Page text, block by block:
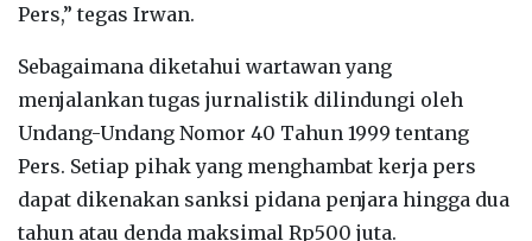
Pers,” tegas Irwan.
Sebagaimana diketahui wartawan yang
menjalankan tugas jurnalistik dilindungi oleh
Undang-Undang Nomor 40 Tahun 1999 tentang
Pers. Setiap pihak yang menghambat kerja pers
dapat dikenakan sanksi pidana penjara hingga dua
tahun atau denda maksimal Rp500 juta.